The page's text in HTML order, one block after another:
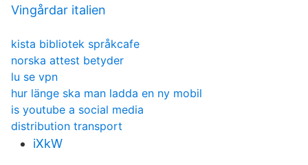
Vingårdar italien
kista bibliotek språkcafe
norska attest betyder
lu se vpn
hur länge ska man ladda en ny mobil
is youtube a social media
distribution transport
iXkW